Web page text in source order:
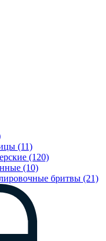
(11)
(120)
(10)
бритвы (21)